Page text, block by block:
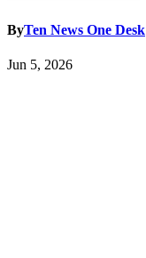
ByTen News One Desk
Jun 5, 2026